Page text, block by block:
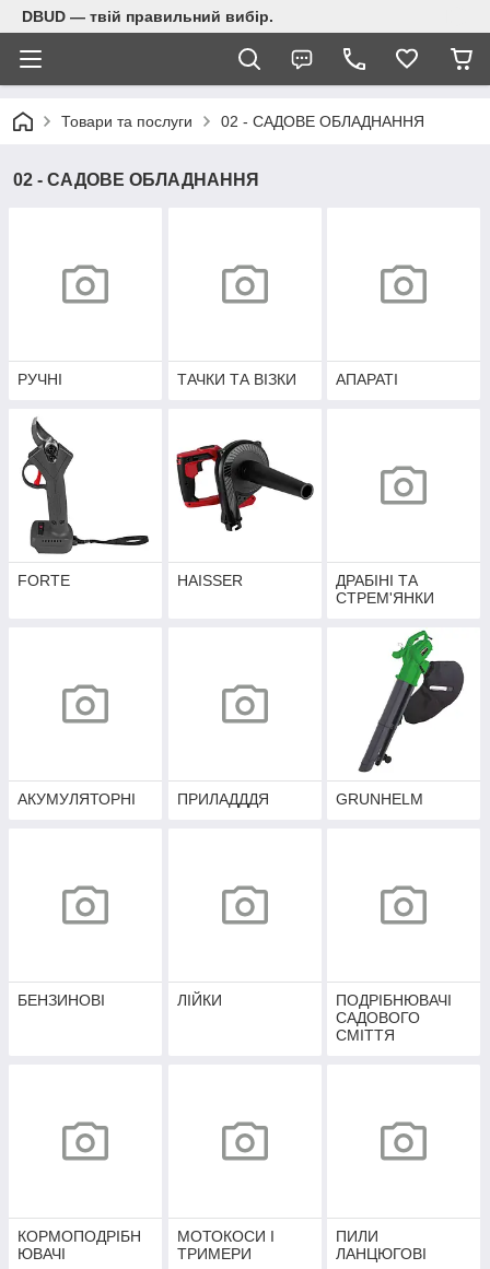
DBUD — твій правильний вибір.
Товари та послуги 02 - САДОВЕ ОБЛАДНАННЯ
02 - САДОВЕ ОБЛАДНАННЯ
РУЧНІ ТАЧКИ ТА ВІЗКИ АПАРАТІ
FORTE HAISSER
ДРАБІНІ ТА
СТРЕМ'ЯНКИ
АКУМУЛЯТОРНІ ПРИЛАДДДЯ GRUNHELM
БЕНЗИНОВІ ЛІЙКИ
ПОДРІБНЮВАЧІ
САДОВОГО
СМІТТЯ
КОРМОПОДРІБН
ЮВАЧІ
МОТОКОСИ І
ТРИМЕРИ
ПИЛИ
ЛАНЦЮГОВІ